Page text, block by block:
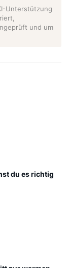
Unterstützung
und um
du es richtig